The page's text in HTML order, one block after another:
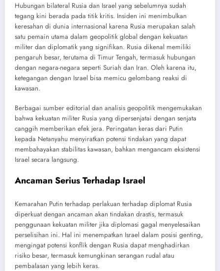
Hubungan bilateral Rusia dan Israel yang sebelumnya sudah
tegang kini berada pada titik kritis. Insiden ini menimbulkan
keresahan di dunia internasional karena Rusia merupakan salah
satu pemain utama dalam geopolitik global dengan kekuatan
militer dan diplomatik yang signifikan. Rusia dikenal memiliki
pengaruh besar, terutama di Timur Tengah, termasuk hubungan
dengan negara-negara seperti Suriah dan Iran. Oleh karena itu,
ketegangan dengan Israel bisa memicu gelombang reaksi di
kawasan.
Berbagai sumber editorial dan analisis geopolitik mengemukakan
bahwa kekuatan militer Rusia yang dipersenjatai dengan senjata
canggih memberikan efek jera. Peringatan keras dari Putin
kepada Netanyahu menyiratkan potensi tindakan yang dapat
membahayakan stabilitas kawasan, bahkan mengancam eksistensi
Israel secara langsung.
Ancaman Serius Terhadap Israel
Kemarahan Putin terhadap perlakuan terhadap diplomat Rusia
diperkuat dengan ancaman akan tindakan drastis, termasuk
penggunaan kekuatan militer jika diplomasi gagal menyelesaikan
perselisihan ini. Hal ini menempatkan Israel dalam posisi genting,
mengingat potensi konflik dengan Rusia dapat menghadirkan
risiko besar, termasuk kemungkinan serangan rudal atau
pembalasan yang lebih keras.